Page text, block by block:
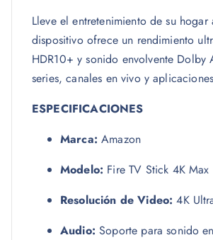
Lleve el entretenimiento de su
dispositivo ofrece un rendimiento
HDR10+ y sonido envolvente
series, canales en vivo y
ESPECIFICACIONES
Marca: Amazon
Modelo: Fire TV Stick 4K Max
Resolución de Video: 4K
Audio: Soporte para sonido